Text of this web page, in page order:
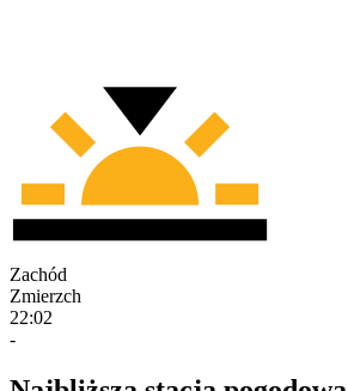
Zachód
Zmierzch
22:02
-